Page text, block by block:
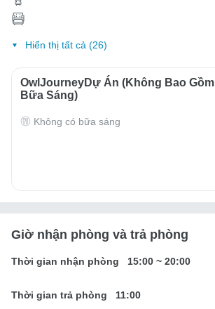
Hiển thị tất cả (26)
OwlJourneyDự Án (Không Bao Gồm
Bữa Sáng)
Không có bữa sáng
Giờ nhận phòng và trả phòng
Thời gian nhận phòng 15:00 ~ 20:00
Thời gian trả phòng 11:00